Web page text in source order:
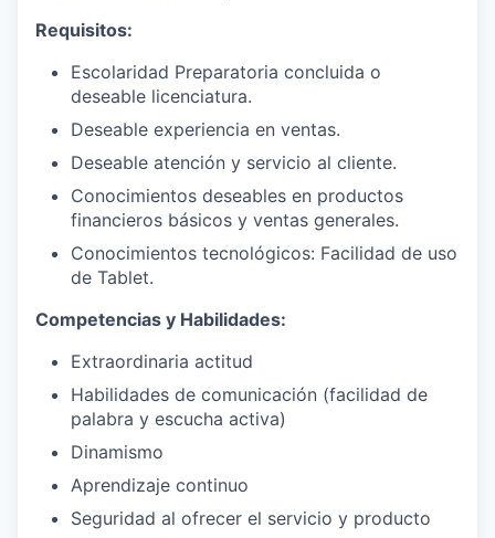
Requisitos:
Escolaridad Preparatoria concluida o
deseable licenciatura.
Deseable experiencia en ventas.
Deseable atención y servicio al cliente.
Conocimientos deseables en productos
financieros básicos y ventas generales.
Conocimientos tecnológicos: Facilidad de uso
de Tablet.
Competencias y Habilidades:
Extraordinaria actitud
Habilidades de comunicación (facilidad de
palabra y escucha activa)
Dinamismo
Aprendizaje continuo
Seguridad al ofrecer el servicio y producto